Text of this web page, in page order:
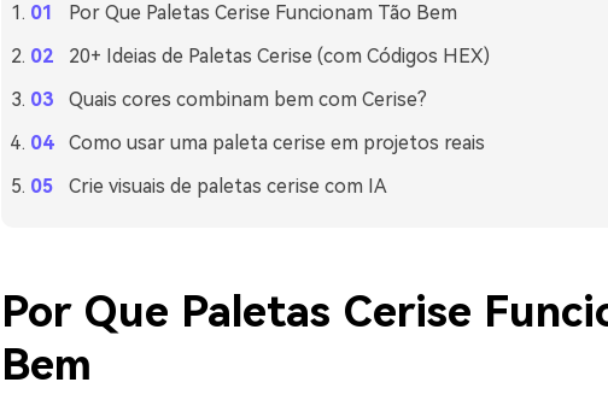
Por Que Paletas Cerise Funcionam Tão Bem
20+ Ideias de Paletas Cerise (com Códigos HEX)
Quais cores combinam bem com Cerise?
Como usar uma paleta cerise em projetos reais
Crie visuais de paletas cerise com IA
Por Que Paletas Cerise
Bem